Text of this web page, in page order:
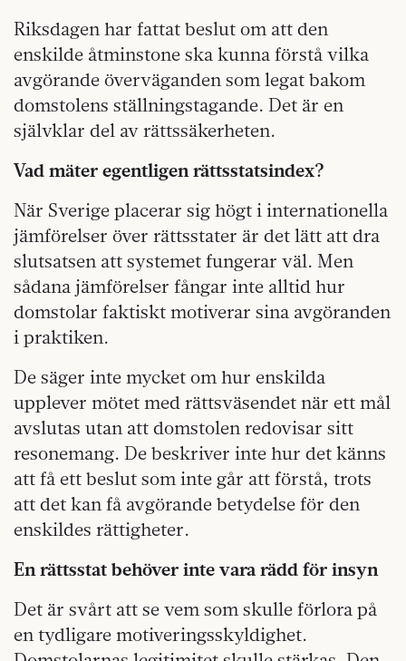
Riksdagen har fattat beslut om att den
enskilde åtminstone ska kunna förstå vilka
avgörande överväganden som legat bakom
domstolens ställningstagande. Det är en
självklar del av rättssäkerheten.
Vad mäter egentligen rättsstatsindex?
När Sverige placerar sig högt i internationella
jämförelser över rättsstater är det lätt att dra
slutsatsen att systemet fungerar väl. Men
sådana jämförelser fångar inte alltid hur
domstolar faktiskt motiverar sina avgöranden
i praktiken.
De säger inte mycket om hur enskilda
upplever mötet med rättsväsendet när ett mål
avslutas utan att domstolen redovisar sitt
resonemang. De beskriver inte hur det känns
att få ett beslut som inte går att förstå, trots
att det kan få avgörande betydelse för den
enskildes rättigheter.
En rättsstat behöver inte vara rädd för insyn
Det är svårt att se vem som skulle förlora på
en tydligare motiveringsskyldighet.